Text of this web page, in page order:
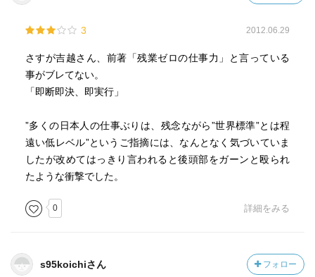
①必要十分な情報を手に入れること
②自分に対するインプットを怠らないこと。
③現場感覚を持ち続けること
④論理的な考え方を身につけること
ること
■完璧な計画なんてまずありえない
計画段階での完成度に対して手間隙は
に負担が大きくなる。
不安がある場合はどこがネックになりそうが事前にチェ
3 2012.06.29
さすが吉越さん、前著「残業ゼロの仕事力」と言っている
事がブレてない。
「即断即決、即実行」
”多くの日本人の仕事ぶりは、残念ながら”世界標準”とは程
遠い低レベル”というご指摘には、なんとなく気づいていま
したが改めてはっきり言われると後頭部をガーンと殴られ
たような衝撃でした。
0 詳細をみる
s95koichiさん フォロー